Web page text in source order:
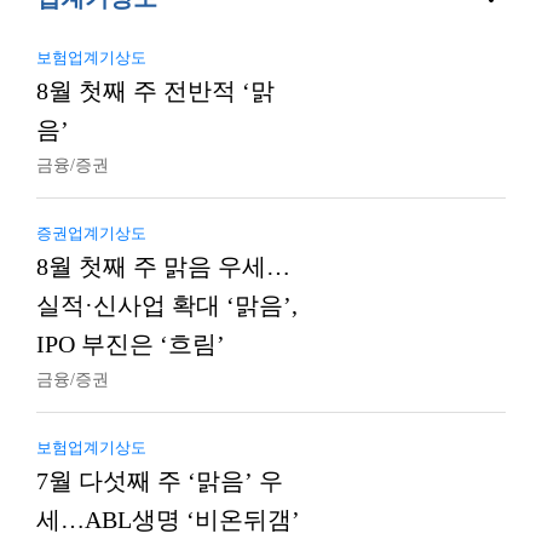
보험업계기상도
8월 첫째 주 전반적 ‘맑
음’
금융/증권
증권업계기상도
8월 첫째 주 맑음 우세…
실적·신사업 확대 ‘맑음’,
IPO 부진은 ‘흐림’
금융/증권
보험업계기상도
7월 다섯째 주 ‘맑음’ 우
세…ABL생명 ‘비온뒤갬’